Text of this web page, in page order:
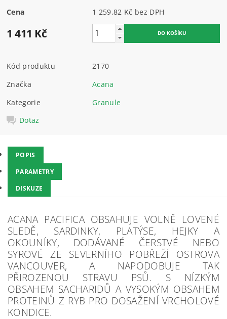
Cena 1 259,82 Kč bez DPH
1 411 Kč
Kód produktu
2170
Značka
Acana
Kategorie
Granule
Dotaz
POPIS
PARAMETRY
DISKUZE
ACANA PACIFICA OBSAHUJE VOLNĚ LOVENÉ
SLEDĚ, SARDINKY, PLATÝSE, HEJKY A
OKOUNÍKY, DODÁVANÉ ČERSTVÉ NEBO
SYROVÉ ZE SEVERNÍHO POBŘEŽÍ OSTROVA
VANCOUVER, A NAPODOBUJE TAK
PŘIROZENOU STRAVU PSŮ. S NÍZKÝM
OBSAHEM SACHARIDŮ A VYSOKÝM OBSAHEM
PROTEINŮ Z RYB PRO DOSAŽENÍ VRCHOLOVÉ
KONDICE.